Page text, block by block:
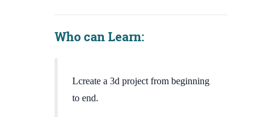
Who can Learn:
Lcreate a 3d project from beginning
to end.